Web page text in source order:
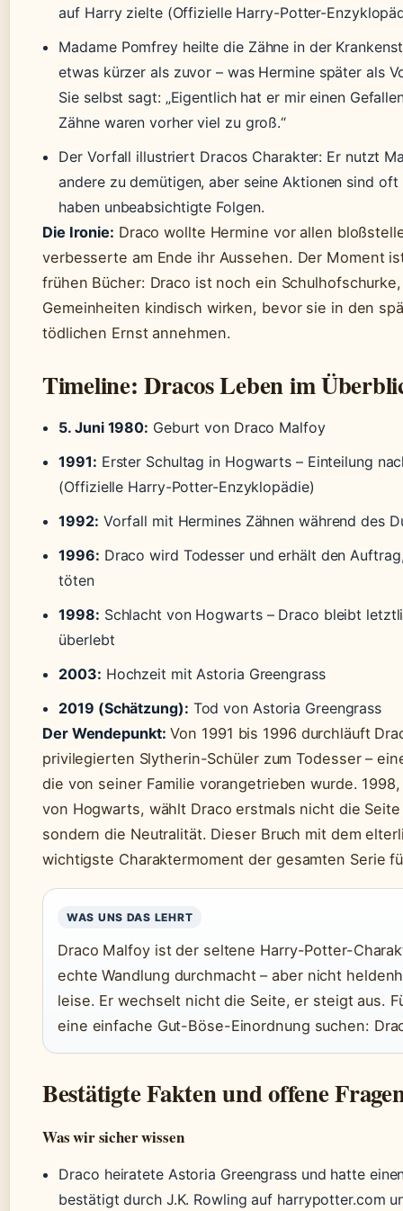
auf Harry zielte (Offizielle Harry-Potter-
Madame Pomfrey heilte die Zähne in der
etwas kürzer als zuvor – was Hermine später als
Sie selbst sagt: „Eigentlich hat er mir einen
Zähne waren vorher viel zu groß.“
Der Vorfall illustriert Dracos Charakter: Er nutzt
andere zu demütigen, aber seine Aktionen sind
haben unbeabsichtigte Folgen.
Die Ironie: Draco wollte Hermine vor allen
verbesserte am Ende ihr Aussehen. Der Moment
frühen Bücher: Draco ist noch ein
Gemeinheiten kindisch wirken, bevor sie in den
tödlichen Ernst annehmen.
Timeline: Dracos Leben im
5. Juni 1980: Geburt von Draco Malfoy
1991: Erster Schultag in Hogwarts – Einteilung
(Offizielle Harry-Potter-Enzyklopädie)
1992: Vorfall mit Hermines Zähnen während des
1996: Draco wird Todesser und erhält den
töten
1998: Schlacht von Hogwarts – Draco bleibt
überlebt
2003: Hochzeit mit Astoria Greengrass
2019 (Schätzung): Tod von Astoria Greengrass
Der Wendepunkt: Von 1991 bis 1996 durchläuft
privilegierten Slytherin-Schüler zum Todesser –
die von seiner Familie vorangetrieben wurde.
von Hogwarts, wählt Draco erstmals nicht die
sondern die Neutralität. Dieser Bruch mit dem
wichtigste Charaktermoment der gesamten Serie
WAS UNS DAS LEHRT
Draco Malfoy ist der seltene Harry-Potter-
echte Wandlung durchmacht – aber nicht
leise. Er wechselt nicht die Seite, er steigt aus.
eine einfache Gut-Böse-Einordnung suchen:
Bestätigte Fakten und offene
Was wir sicher wissen
Draco heiratete Astoria Greengrass und hatte
bestätigt durch J.K. Rowling auf harrypotter.com